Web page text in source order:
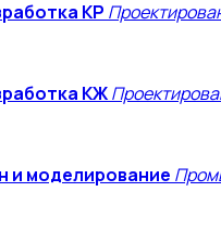
КР
КЖ
и моделирование